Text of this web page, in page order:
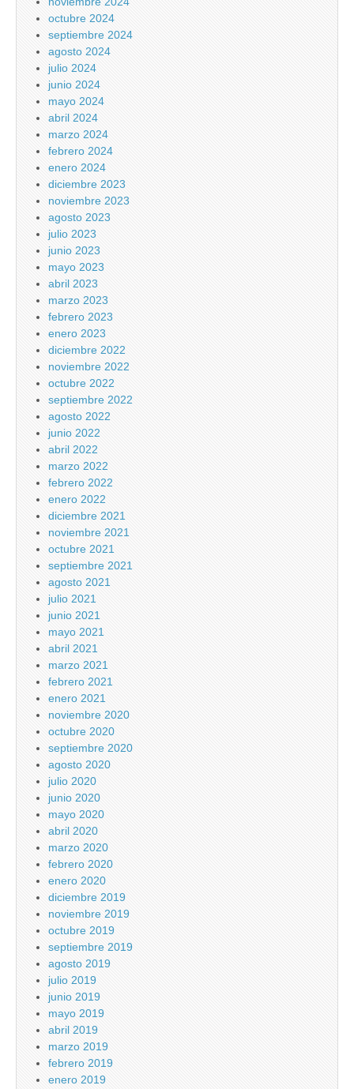
octubre 2024
septiembre 2024
agosto 2024
julio 2024
junio 2024
mayo 2024
abril 2024
marzo 2024
febrero 2024
enero 2024
diciembre 2023
noviembre 2023
agosto 2023
julio 2023
junio 2023
mayo 2023
abril 2023
marzo 2023
febrero 2023
enero 2023
diciembre 2022
noviembre 2022
octubre 2022
septiembre 2022
agosto 2022
junio 2022
abril 2022
marzo 2022
febrero 2022
enero 2022
diciembre 2021
noviembre 2021
octubre 2021
septiembre 2021
agosto 2021
julio 2021
junio 2021
mayo 2021
abril 2021
marzo 2021
febrero 2021
enero 2021
noviembre 2020
octubre 2020
septiembre 2020
agosto 2020
julio 2020
junio 2020
mayo 2020
abril 2020
marzo 2020
febrero 2020
enero 2020
diciembre 2019
noviembre 2019
octubre 2019
septiembre 2019
agosto 2019
julio 2019
junio 2019
mayo 2019
abril 2019
marzo 2019
febrero 2019
enero 2019